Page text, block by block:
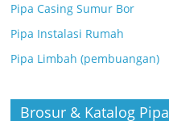
Pipa Casing Sumur Bor
Pipa Instalasi Rumah
Pipa Limbah (pembuangan)
Brosur & Katalog Pipa